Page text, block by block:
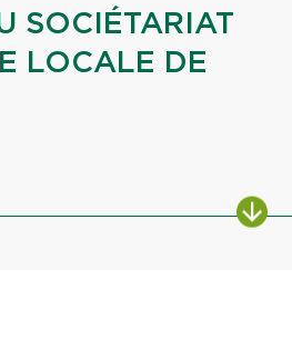
SOCIÉTARIAT
LOCALE DE